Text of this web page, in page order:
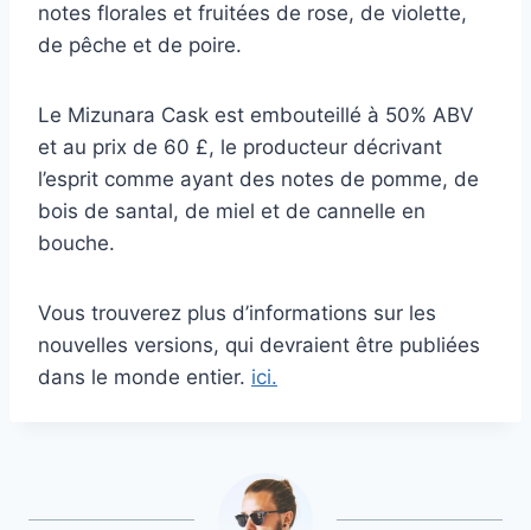
notes florales et fruitées de rose, de violette,
de pêche et de poire.
Le Mizunara Cask est embouteillé à 50% ABV
et au prix de 60 £, le producteur décrivant
l’esprit comme ayant des notes de pomme, de
bois de santal, de miel et de cannelle en
bouche.
Vous trouverez plus d’informations sur les
nouvelles versions, qui devraient être publiées
dans le monde entier. ici.